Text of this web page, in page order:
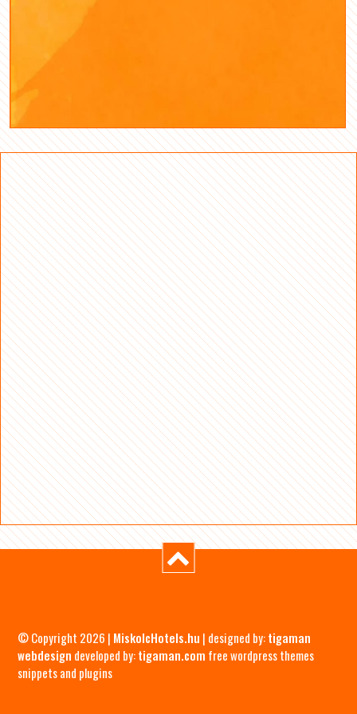
© Copyright 2026 | MiskolcHotels.hu | designed by:tigaman
webdesign developed by:tigaman.com free wordpress themes
snippets and plugins